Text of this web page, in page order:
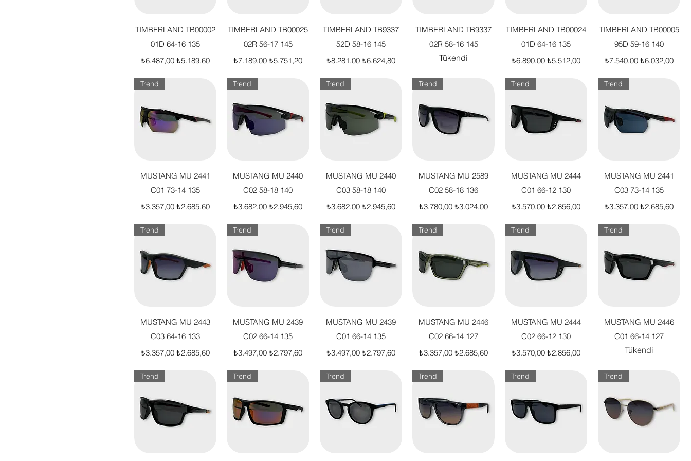
Hızlı Bakış
TIMBERLAND TB00002
01D 64-16 135
Normal Fiyat
₺6.487,00 İndirimli Fiyat
₺5.189,60
Hızlı Bakış
TIMBERLAND TB00025
02R 56-17 145
Normal Fiyat
₺7.189,00İndirimli Fiyat
₺5.751,20
Hızlı Bakış
TIMBERLAND TB9337
52D 58-16 145
Normal Fiyat
₺8.281,00 İndirimli Fiyat
₺6.624,80
Hızlı Bakış
TIMBERLAND TB9337
02R 58-16 145
Tükendi
Hızlı Bakış
TIMBERLAND TB00024
01D 64-16 135
Normal Fiyat
₺6.890,00İndirimli Fiyat
₺5.512,00
Hızlı Bakış
TIMBERLAND TB00005
95D 59-16 140
Normal Fiyat
₺7.540,00 İndirimli Fiyat
₺6.032,00
Hızlı Bakış
Trend
MUSTANG MU 2441
C01 73-14 135
Normal Fiyat
₺3.357,00 İndirimli Fiyat
₺2.685,60
Hızlı Bakış
Trend
MUSTANG MU 2440
C02 58-18 140
Normal Fiyat
₺3.682,00İndirimli Fiyat
₺2.945,60
Hızlı Bakış
Trend
MUSTANG MU 2440
C03 58-18 140
Normal Fiyat
₺3.682,00 İndirimli Fiyat
₺2.945,60
Hızlı Bakış
Trend
MUSTANG MU 2589
C02 58-18 136
Normal Fiyat
₺3.780,00 İndirimli Fiyat
₺3.024,00
Hızlı Bakış
Trend
MUSTANG MU 2444
C01 66-12 130
Normal Fiyat
₺3.570,00İndirimli Fiyat
₺2.856,00
Hızlı Bakış
Trend
MUSTANG MU 2441
C03 73-14 135
Normal Fiyat
₺3.357,00 İndirimli Fiyat
₺2.685,60
Hızlı Bakış
Trend
MUSTANG MU 2443
C03 64-16 133
Normal Fiyat
₺3.357,00 İndirimli Fiyat
₺2.685,60
Hızlı Bakış
Trend
MUSTANG MU 2439
C02 66-14 135
Normal Fiyat
₺3.497,00İndirimli Fiyat
₺2.797,60
Hızlı Bakış
Trend
MUSTANG MU 2439
C01 66-14 135
Normal Fiyat
₺3.497,00 İndirimli Fiyat
₺2.797,60
Hızlı Bakış
Trend
MUSTANG MU 2446
C02 66-14 127
Normal Fiyat
₺3.357,00 İndirimli Fiyat
₺2.685,60
Hızlı Bakış
Trend
MUSTANG MU 2444
C02 66-12 130
Normal Fiyat
₺3.570,00İndirimli Fiyat
₺2.856,00
Hızlı Bakış
Trend
MUSTANG MU 2446
C01 66-14 127
Tükendi
Trend Trend Trend Trend Trend Trend